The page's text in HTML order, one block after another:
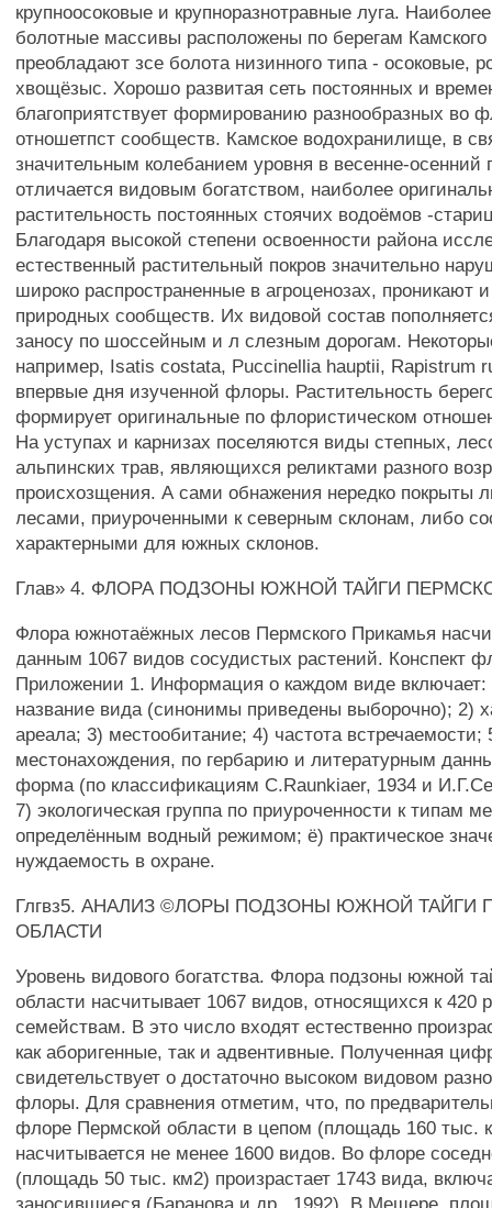
крупноосоковые и крупноразнотравные луга.
болотные массивы расположены по берегам
преобладают зсе болота низинного типа - осоковые,
хвощёзыс. Хорошо развитая сеть постоянных и
благоприятствует формированию разнообразных во
отношетпст сообществ. Камское водохранилище, в
значительным колебанием уровня в весенне-осенний
отличается видовым богатством, наиболее
растительность постоянных стоячих водоёмов -
Благодаря высокой степени освоенности района
естественный растительный покров значительно
широко распространенные в агроценозах, проникают
природных сообществ. Их видовой состав
заносу по шоссейным и л слезным дорогам.
например, Isatis costata, Puccinellia hauptii, Rapistrum
впервые дня изученной флоры. Растительность
формирует оригинальные по флористическом
На уступах и карнизах поселяются виды степных,
альпинских трав, являющихся реликтами разного
происхозщения. А сами обнажения нередко покрыты
лесами, приуроченными к северным склонам, либо
характерными для южных склонов.
Глав» 4. ФЛОРА ПОДЗОНЫ ЮЖНОЙ ТАЙГИ
Флора южнотаёжных лесов Пермского Прикамья
данным 1067 видов сосудистых растений. Конспект
Приложении 1. Информация о каждом виде включает:
название вида (синонимы приведены выборочно); 2)
ареала; 3) местообитание; 4) частота встречаемости;
местонахождения, по гербарию и литературным
форма (по классификациям C.Raunkiaer, 1934 и
7) экологическая группа по приуроченности к типам
определённым водный режимом; ё) практическое
нуждаемость в охране.
Глгвз5. АНАЛИЗ ©ЛОРЫ ПОДЗОНЫ ЮЖНОЙ ТАЙГИ
ОБЛАСТИ
Уровень видового богатства. Флора подзоны южной
области насчитывает 1067 видов, относящихся к 420
семействам. В это число входят естественно
как аборигенные, так и адвентивные. Полученная
свидетельствует о достаточно высоком видовом
флоры. Для сравнения отметим, что, по
флоре Пермской области в цепом (площадь 160 тыс.
насчитывается не менее 1600 видов. Во флоре
(площадь 50 тыс. км2) произрастает 1743 вида,
заносившиеся (Баранова и др., 1992). В Мещере,